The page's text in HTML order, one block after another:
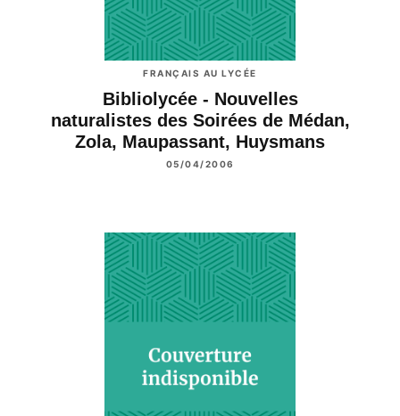
FRANÇAIS AU LYCÉE
Bibliolycée - Nouvelles
naturalistes des Soirées de Médan,
Zola, Maupassant, Huysmans
05/04/2006